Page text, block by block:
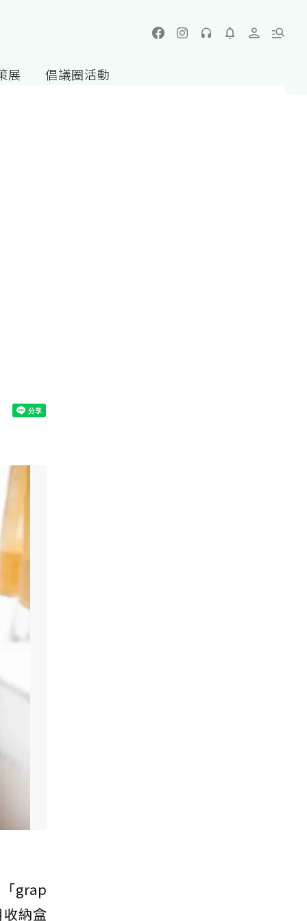
展 倡議圈活動
grap
納盒